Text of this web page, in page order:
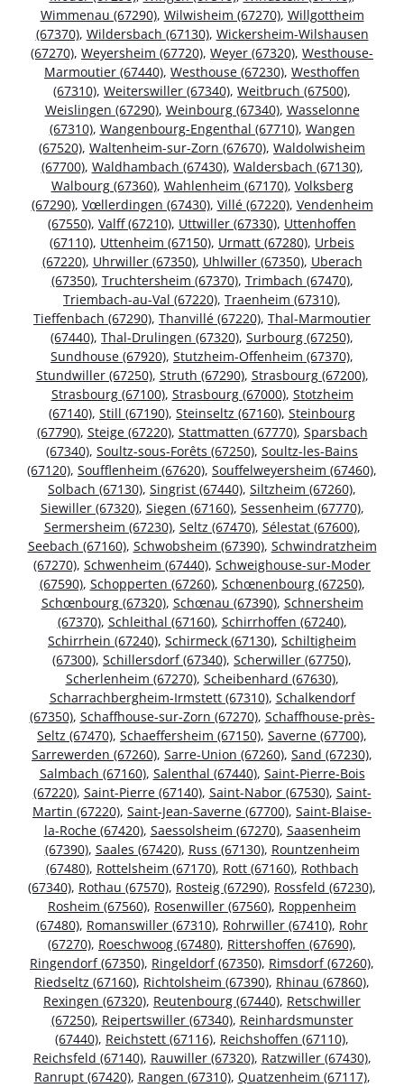
Wimmenau (67290), Wilwisheim (67270), Willgottheim
(67370), Wildersbach (67130), Wickersheim-Wilshausen
(67270), Weyersheim (67720), Weyer (67320), Westhouse-
Marmoutier (67440), Westhouse (67230), Westhoffen
(67310), Weiterswiller (67340), Weitbruch (67500),
Weislingen (67290), Weinbourg (67340), Wasselonne
(67310), Wangenbourg-Engenthal (67710), Wangen
(67520), Waltenheim-sur-Zorn (67670), Waldolwisheim
(67700), Waldhambach (67430), Waldersbach (67130),
Walbourg (67360), Wahlenheim (67170), Volksberg
(67290), Vœllerdingen (67430), Villé (67220), Vendenheim
(67550), Valff (67210), Uttwiller (67330), Uttenhoffen
(67110), Uttenheim (67150), Urmatt (67280), Urbeis
(67220), Uhrwiller (67350), Uhlwiller (67350), Uberach
(67350), Truchtersheim (67370), Trimbach (67470),
Triembach-au-Val (67220), Traenheim (67310),
Tieffenbach (67290), Thanvillé (67220), Thal-Marmoutier
(67440), Thal-Drulingen (67320), Surbourg (67250),
Sundhouse (67920), Stutzheim-Offenheim (67370),
Stundwiller (67250), Struth (67290), Strasbourg (67200),
Strasbourg (67100), Strasbourg (67000), Stotzheim
(67140), Still (67190), Steinseltz (67160), Steinbourg
(67790), Steige (67220), Stattmatten (67770), Sparsbach
(67340), Soultz-sous-Forêts (67250), Soultz-les-Bains
(67120), Soufflenheim (67620), Souffelweyersheim (67460),
Solbach (67130), Singrist (67440), Siltzheim (67260),
Siewiller (67320), Siegen (67160), Sessenheim (67770),
Sermersheim (67230), Seltz (67470), Sélestat (67600),
Seebach (67160), Schwobsheim (67390), Schwindratzheim
(67270), Schwenheim (67440), Schweighouse-sur-Moder
(67590), Schopperten (67260), Schœnenbourg (67250),
Schœnbourg (67320), Schœnau (67390), Schnersheim
(67370), Schleithal (67160), Schirrhoffen (67240),
Schirrhein (67240), Schirmeck (67130), Schiltigheim
(67300), Schillersdorf (67340), Scherwiller (67750),
Scherlenheim (67270), Scheibenhard (67630),
Scharrachbergheim-Irmstett (67310), Schalkendorf
(67350), Schaffhouse-sur-Zorn (67270), Schaffhouse-près-
Seltz (67470), Schaeffersheim (67150), Saverne (67700),
Sarrewerden (67260), Sarre-Union (67260), Sand (67230),
Salmbach (67160), Salenthal (67440), Saint-Pierre-Bois
(67220), Saint-Pierre (67140), Saint-Nabor (67530), Saint-
Martin (67220), Saint-Jean-Saverne (67700), Saint-Blaise-
la-Roche (67420), Saessolsheim (67270), Saasenheim
(67390), Saales (67420), Russ (67130), Rountzenheim
(67480), Rottelsheim (67170), Rott (67160), Rothbach
(67340), Rothau (67570), Rosteig (67290), Rossfeld (67230),
Rosheim (67560), Rosenwiller (67560), Roppenheim
(67480), Romanswiller (67310), Rohrwiller (67410), Rohr
(67270), Roeschwoog (67480), Rittershoffen (67690),
Ringendorf (67350), Ringeldorf (67350), Rimsdorf (67260),
Riedseltz (67160), Richtolsheim (67390), Rhinau (67860),
Rexingen (67320), Reutenbourg (67440), Retschwiller
(67250), Reipertswiller (67340), Reinhardsmunster
(67440), Reichstett (67116), Reichshoffen (67110),
Reichsfeld (67140), Rauwiller (67320), Ratzwiller (67430),
Ranrupt (67420), Rangen (67310), Quatzenheim (67117),